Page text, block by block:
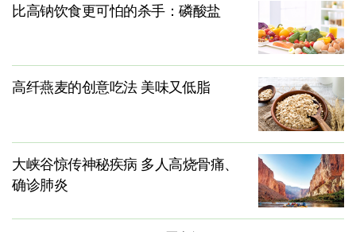
比高钠饮食更可怕的杀手：磷酸盐
高纤燕麦的创意吃法 美味又低脂
大峡谷惊传神秘疾病 多人高烧骨痛、
确诊肺炎